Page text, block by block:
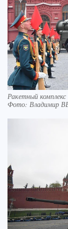
Ракетный
Фото: Владимир